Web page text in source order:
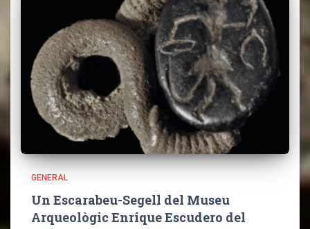
GENERAL
Un Escarabeu-Segell del Museu
Arqueològic Enrique Escudero del